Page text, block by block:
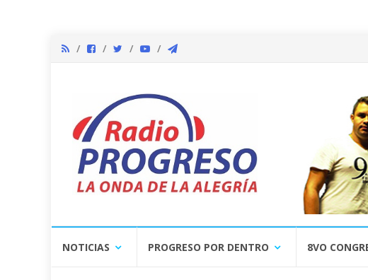
NOTICIAS PROGRESO POR DENTRO 8VO